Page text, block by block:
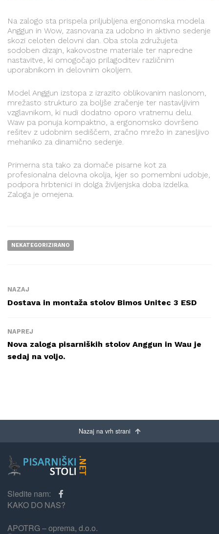
Na zalogo sta prispela priljubljena ergonomska modela
Anggun in Wow, zasnovana za udobno in aktivno sedenje
skozi celoten delovni dan. Oba stola združujeta
sodoben dizajn, kakovostne materiale ter napredne
nastavitve, ki omogočajo prilagoditev različnim
uporabnikom in delovnim okoljem.
Model Anggun izstopa z izrazito oblikovanim naslonom,
mrežasto strukturo za boljše zračenje ter nastavljivim
vzglavnikom, ki nudi dodatno oporo vratnemu delu.
Waw pa ponuja kompaktno, a ergonomsko dovršeno
rešitev z udobnim sediščem, zračno mrežo in zanesljivo
mehaniko za dinamično sedenje.
Primerna sta tako za domače pisarne kot za
profesionalna delovna okolja, kjer so pomembni udobje,
podpora hrbtenici in dolga življenjska doba izdelka.
Zaloga je omejena.
NEKATEGORIZIRANO
NAZAJ
Dostava in montaža stolov Bimos Unitec 3 ESD
NAPREJ
Nova zaloga pisarniških stolov Anggun in Wau je
sedaj na voljo.
Nazaj na vrh strani
Sledite nam:
KAKO DO NAS?
APOTRG – oprema, d.o.o.